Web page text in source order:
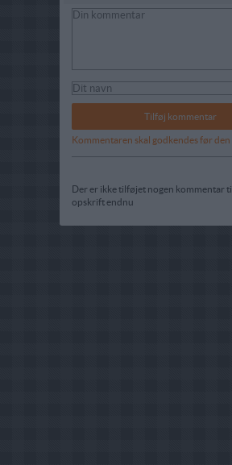
Kommentaren skal godkendes før
Der er ikke tilføjet nogen kommentar
opskrift endnu